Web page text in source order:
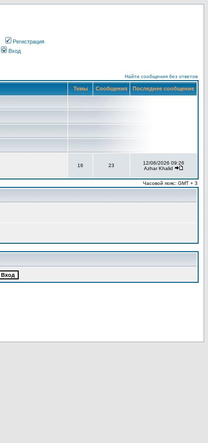
Регистрация
Вход
Найти сообщения без ответов
Темы Сообщения Последнее сообщение
16 23
12/06/2026 09:26
Azhar Khalid
Часовой пояс: GMT + 3